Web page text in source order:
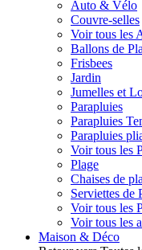
Auto & Vélo
Couvre-selles
Voir tous les
Ballons de
Frisbees
Jardin
Jumelles et
Parapluies
Parapluies
Parapluies
Voir tous les
Plage
Chaises de
Serviettes de
Voir tous les
Voir tous les
Maison & Déco